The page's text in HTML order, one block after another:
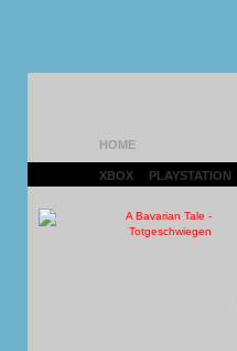
HOME
XBOX PLAYSTATION